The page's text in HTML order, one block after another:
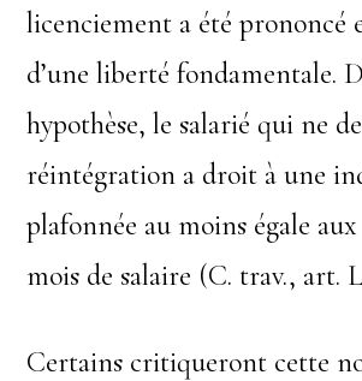
licenciement a été prononcé
d’une liberté fondamentale.
hypothèse, le salarié qui ne
réintégration a droit à une
plafonnée au moins égale
mois de salaire (C. trav., art.
Certains critiqueront cette